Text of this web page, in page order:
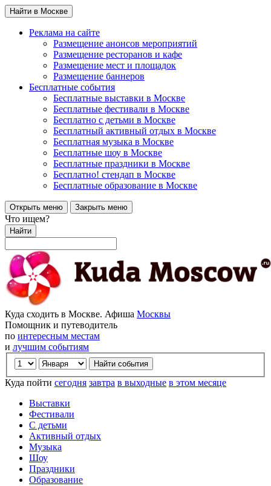
Найти в Москве
Реклама на сайте
Размещение анонсов мероприятий
Размещение ресторанов и кафе
Размещение мест и площадок
Размещение баннеров
Бесплатные события
Бесплатные выставки в Москве
Бесплатные фестивали в Москве
Бесплатно с детьми в Москве
Бесплатный активный отдых в Москве
Бесплатная музыка в Москве
Бесплатные шоу в Москве
Бесплатные праздники в Москве
Бесплатно! стендап в Москве
Бесплатные образование в Москве
Открыть меню Закрыть меню
Что ищем?
Найти
Куда сходить в Москве. Афиша Москвы
Помощник и путеводитель
по интересным местам
и лучшим событиям
Куда пойти сегодня завтра в выходные в этом месяце
Выставки
Фестивали
С детьми
Активный отдых
Музыка
Шоу
Праздники
Образование